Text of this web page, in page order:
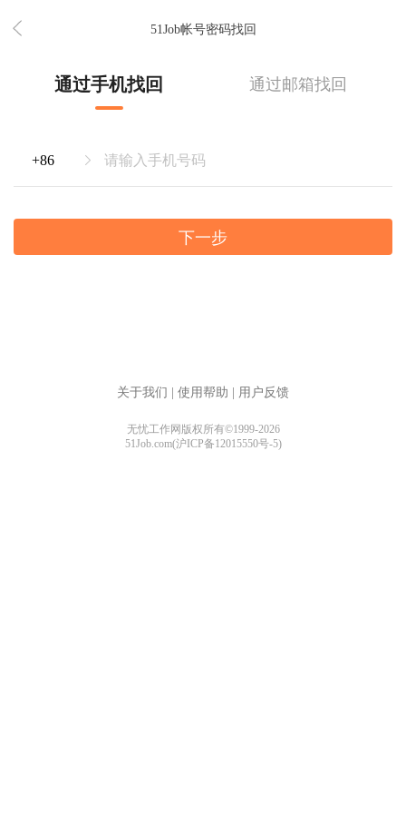
51Job帐号密码找回
通过手机找回 通过邮箱找回
下一步
关于我们 使用帮助 用户反馈
无忧工作网版权所有©1999-2026
51Job.com(沪ICP备12015550号-5)